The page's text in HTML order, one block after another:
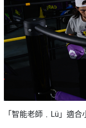
「智能老師﹒Lü」適